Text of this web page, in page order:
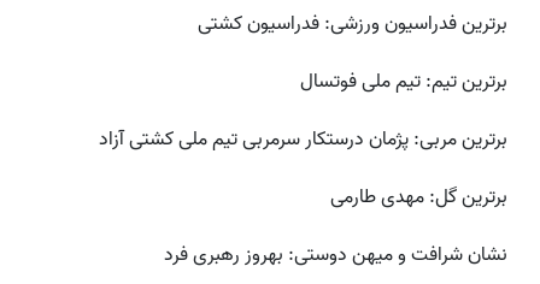
برترین فدراسیون ورزشی: فدراسیون کشتی
برترین تیم: تیم ملی فوتسال
برترین مربی: پژمان درستکار سرمربی تیم ملی کشتی آزاد
برترین گل: مهدی طارمی
نشان شرافت و میهن دوستی: بهروز رهبری فرد